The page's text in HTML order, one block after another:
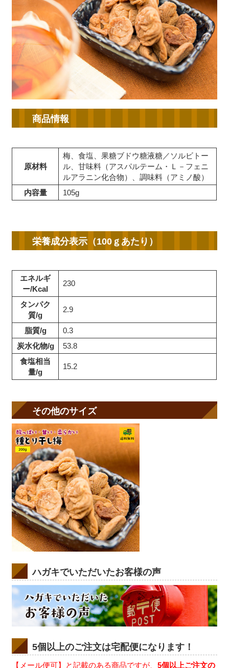
商品情報
原材料
梅、食塩、果糖ブドウ糖液糖／ソルビトー
ル、甘味料（アスパルテーム・Ｌ－フェニ
ルアラニン化合物）、調味料（アミノ酸）
内容量
105g
栄養成分表示（100ｇあたり）
エネルギ
ー/Kcal
230
タンパク
質/g
2.9
脂質/g
0.3
炭水化物/g
53.8
食塩相当
量/g
15.2
その他のサイズ
ハガキでいただいたお客様の声
5個以上のご注文は宅配便になります！
【メール便可】と記載のある商品ですが、5個以上ご注文の